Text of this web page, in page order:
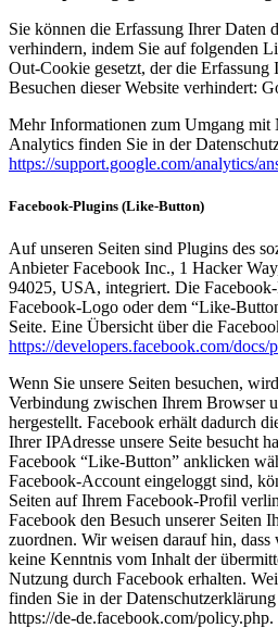
Sie können die Erfassung Ihrer Daten
verhindern, indem Sie auf folgenden
Out-Cookie gesetzt, der die
Besuchen dieser Website verhindert:
Mehr Informationen zum Umgang mit
Analytics finden Sie in der
https://support.google.com/analytics/
Facebook-Plugins (Like-Button)
Auf unseren Seiten sind Plugins des
Anbieter Facebook Inc., 1 Hacker
94025, USA, integriert. Die
Facebook-Logo oder dem “Like-
Seite. Eine Übersicht über die
https://developers.facebook.com/docs/
Wenn Sie unsere Seiten besuchen,
Verbindung zwischen Ihrem Browser
hergestellt. Facebook erhält dadurch
Ihrer IPAdresse unsere Seite besucht
Facebook “Like-Button” anklicken
Facebook-Account eingeloggt sind,
Seiten auf Ihrem Facebook-Profil
Facebook den Besuch unserer Seiten
zuordnen. Wir weisen darauf hin,
keine Kenntnis vom Inhalt der
Nutzung durch Facebook erhalten.
finden Sie in der
https://de-de.facebook.com/policy.php.